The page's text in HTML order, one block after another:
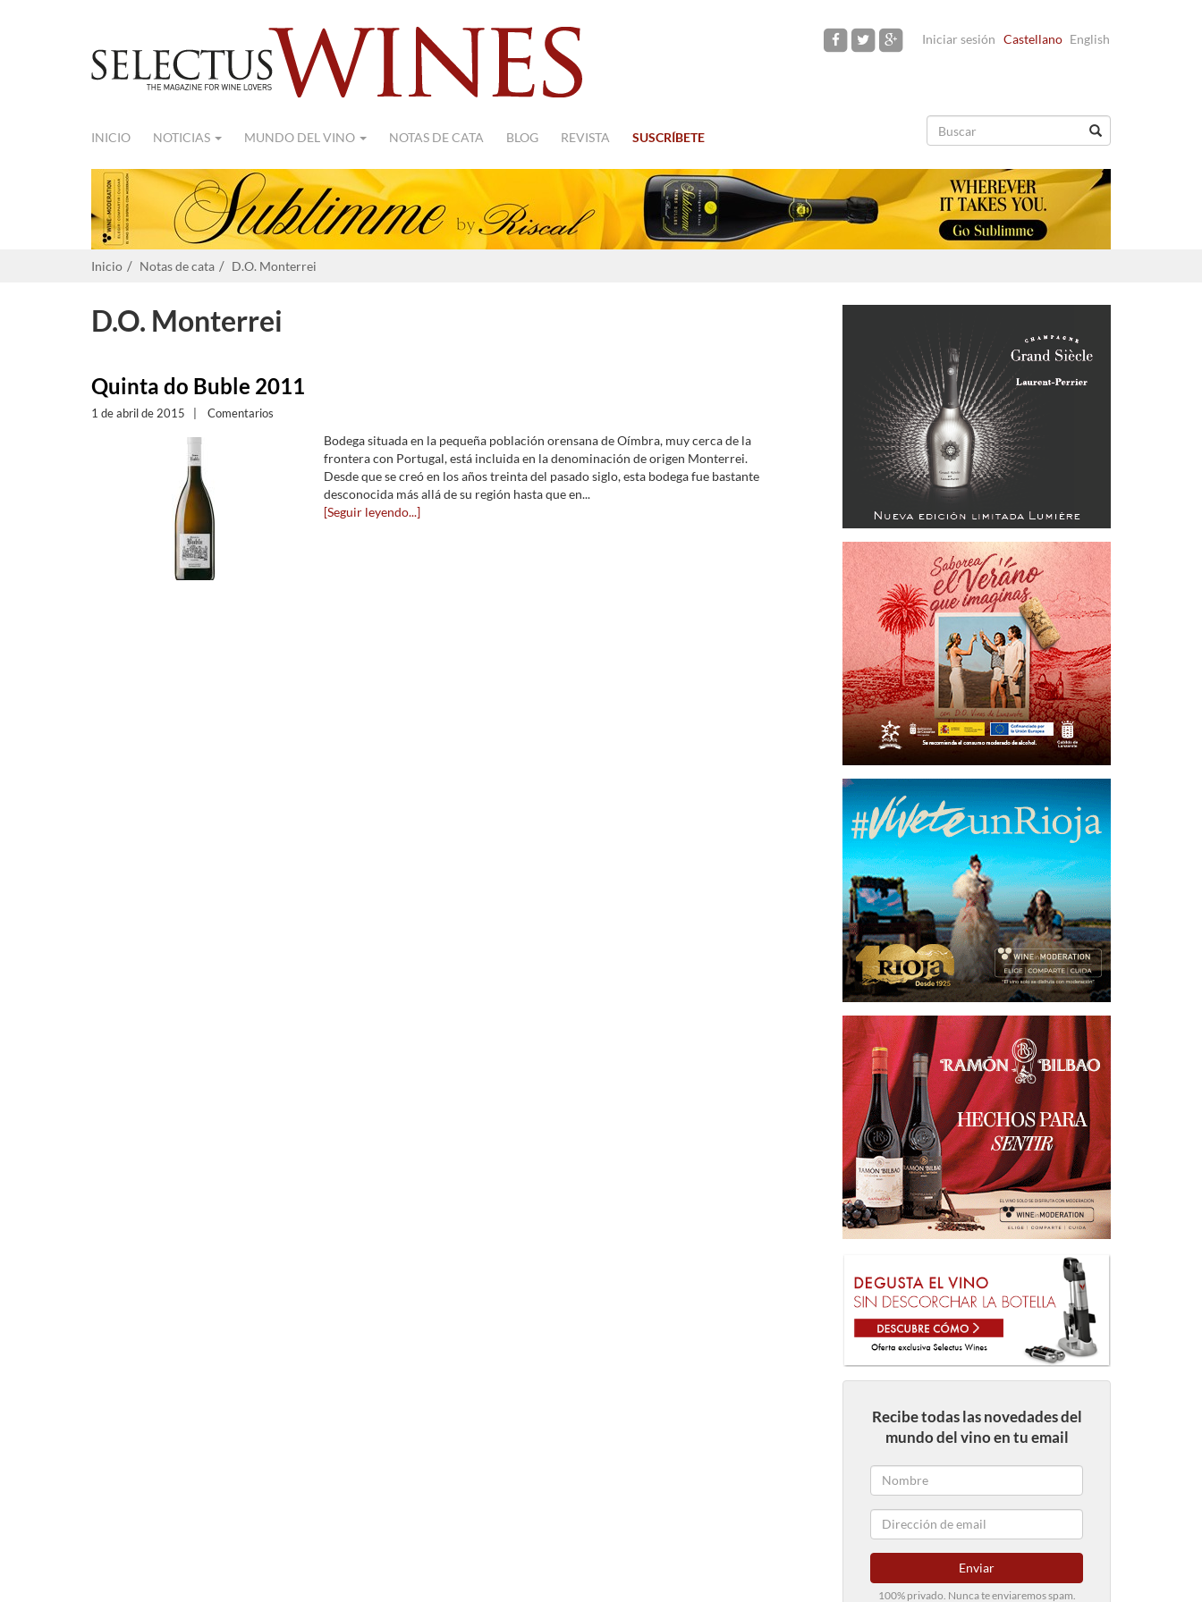
Iniciar sesión Castellano English
INICIO NOTICIAS MUNDO DEL VINO NOTAS DE CATA BLOG REVISTA SUSCRÍBETE
Inicio Notas de cata D.O. Monterrei
D.O. Monterrei
Quinta do Buble 2011
1 de abril de 2015 Comentarios
Bodega situada en la pequeña población orensana de Oímbra, muy cerca de la
frontera con Portugal, está incluida en la denominación de origen Monterrei.
Desde que se creó en los años treinta del pasado siglo, esta bodega fue bastante
desconocida más allá de su región hasta que en...
[Seguir leyendo...]
Recibe todas las novedades del
mundo del vino en tu email
Enviar
100% privado. Nunca te enviaremos spam.